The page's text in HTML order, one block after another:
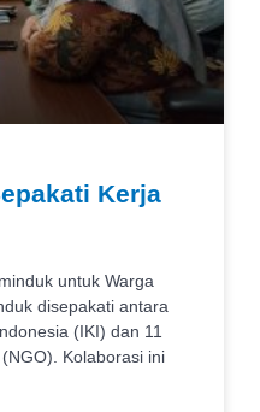
Kerja
untuk Warga
disepakati antara
(IKI) dan 11
Kolaborasi ini